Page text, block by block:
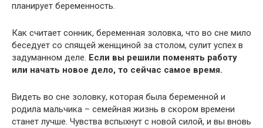
планирует беременность.
Как считает сонник, беременная золовка, что во сне мило
беседует со спящей женщиной за столом, сулит успех в
задуманном деле. Если вы решили поменять работу
или начать новое дело, то сейчас самое время.
Видеть во сне золовку, которая была беременной и
родила мальчика – семейная жизнь в скором времени
станет лучше. Чувства вспыхнут с новой силой, и вы вновь